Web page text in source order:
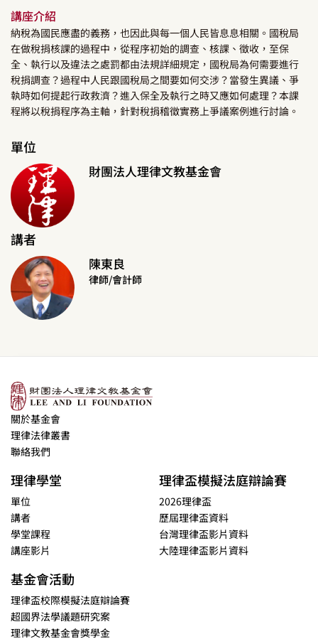
講座介紹
納稅為國民應盡的義務，也因此與每一個人民皆息息相關。國稅局
在做稅捐核課的過程中，從程序初始的調查、核課、徵收，至保
全、執行以及違法之處罰都由法規詳細規定，國稅局為何需要進行
稅捐調查？過程中人民跟國稅局之間要如何交涉？當發生異議、爭
執時如何提起行政救濟？進入保全及執行之時又應如何處理？本課
程將以稅捐程序為主軸，針對稅捐稽徵實務上爭議案例進行討論。
單位
財團法人理律文教基金會
講者
陳東良
律師/會計師
關於基金會
理律法律叢書
聯絡我們
理律學堂
單位
講者
學堂課程
講座影片
理律盃模擬法庭辯論賽
2026理律盃
歷屆理律盃資料
台灣理律盃影片資料
大陸理律盃影片資料
基金會活動
理律盃校際模擬法庭辯論賽
超國界法學議題研究案
理律文教基金會獎學金